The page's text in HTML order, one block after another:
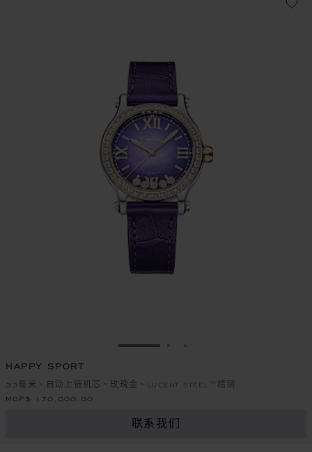
转到幻灯片 1
HAPPY SPORT
33毫米、自动上链机芯、玫瑰金、LUCENT STEEL™精钢
MOP$ 170,000.00
联系我们